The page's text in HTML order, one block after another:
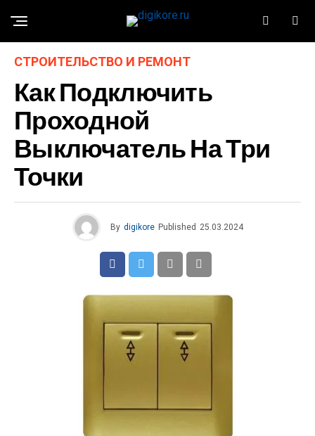
СТРОИТЕЛЬСТВО И РЕМОНТ
Как Подключить
Проходной
Выключатель На Три
Точки
By digikore Published 25.03.2024